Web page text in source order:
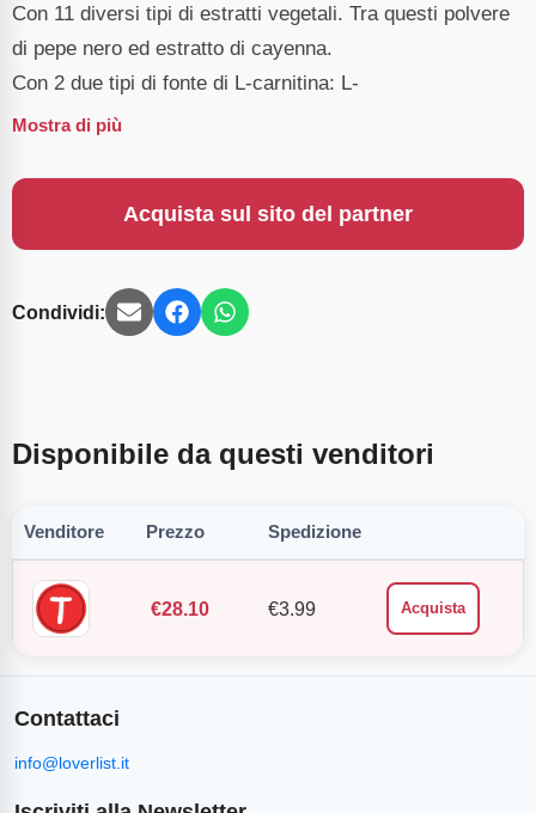
Con 11 diversi tipi di estratti vegetali. Tra questi polvere
di pepe nero ed estratto di cayenna.
Con 2 due tipi di fonte di L-carnitina: L-
Mostra di più
Acquista sul sito del partner
Condividi:
Disponibile da questi venditori
Venditore Prezzo Spedizione
€28.10 €3.99 Acquista
Contattaci
info@loverlist.it